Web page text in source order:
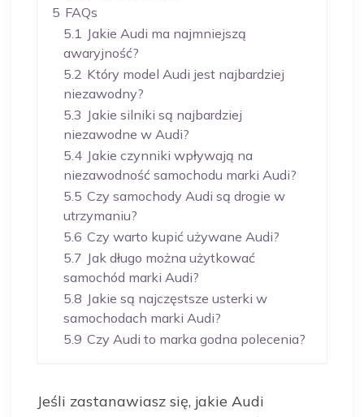
5 FAQs
5.1 Jakie Audi ma najmniejszą
awaryjność?
5.2 Który model Audi jest najbardziej
niezawodny?
5.3 Jakie silniki są najbardziej
niezawodne w Audi?
5.4 Jakie czynniki wpływają na
niezawodność samochodu marki Audi?
5.5 Czy samochody Audi są drogie w
utrzymaniu?
5.6 Czy warto kupić używane Audi?
5.7 Jak długo można użytkować
samochód marki Audi?
5.8 Jakie są najczęstsze usterki w
samochodach marki Audi?
5.9 Czy Audi to marka godna polecenia?
Jeśli zastanawiasz się, jakie Audi